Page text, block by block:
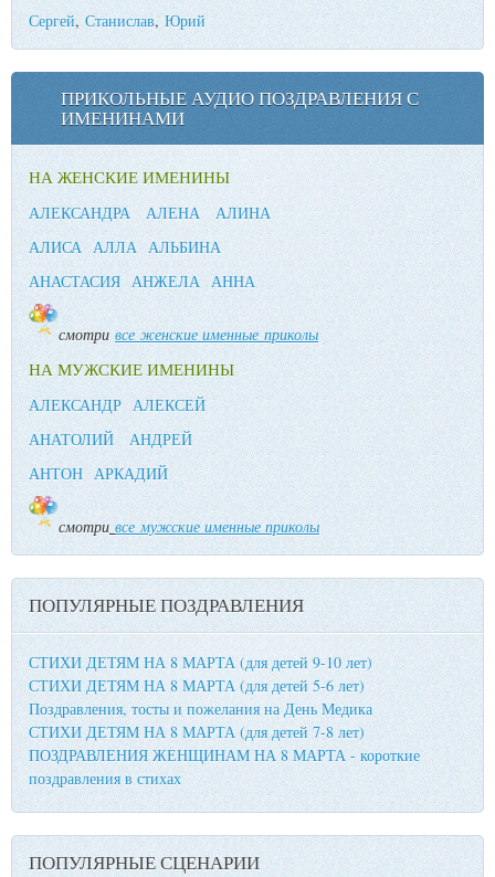
Сергей, Станислав,Юрий
ПРИКОЛЬНЫЕ АУДИО ПОЗДРАВЛЕНИЯ С
ИМЕНИНАМИ
НА ЖЕНСКИЕ ИМЕНИНЫ
АЛЕКСАНДРА АЛЕНА
АЛИНА
АЛИСА АЛЛА АЛЬБИНА
АНАСТАСИЯ АНЖЕЛА АННА
смотри все женские именные приколы
НА МУЖСКИЕ ИМЕНИНЫ
АЛЕКСАНДР АЛЕКСЕЙ
АНАТОЛИЙ
АНДРЕЙ
АНТОН АРКАДИЙ
смотри все мужские именные приколы
ПОПУЛЯРНЫЕ ПОЗДРАВЛЕНИЯ
СТИХИ ДЕТЯМ НА 8 МАРТА (для детей 9-10 лет)
СТИХИ ДЕТЯМ НА 8 МАРТА (для детей 5-6 лет)
Поздравления, тосты и пожелания на День Медика
СТИХИ ДЕТЯМ НА 8 МАРТА (для детей 7-8 лет)
ПОЗДРАВЛЕНИЯ ЖЕНЩИНАМ НА 8 МАРТА - короткие
поздравления в стихах
ПОПУЛЯРНЫЕ СЦЕНАРИИ